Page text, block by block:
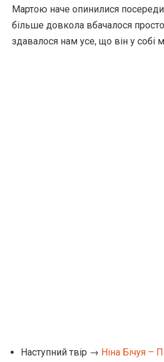
Мартою наче опинилися
більше довкола вбачалося
здавалося нам усе, що він у собі
Наступний твір → Ніна Бічуя –